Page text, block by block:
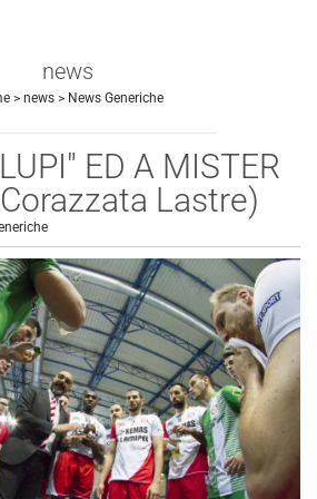
news
> news> News Generiche
ED A MISTER
Lastre)